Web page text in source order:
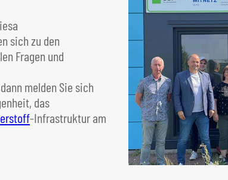
sich zu den
Fragen und
melden Sie sich
das
-Infrastruktur am